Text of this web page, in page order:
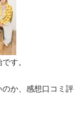
す。
か、感想口コミ評